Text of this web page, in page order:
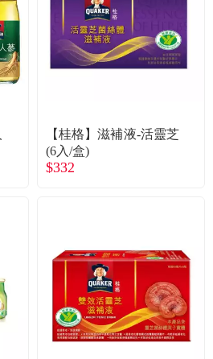
【桂格】滋補液-活靈芝
(6入/盒)
$332